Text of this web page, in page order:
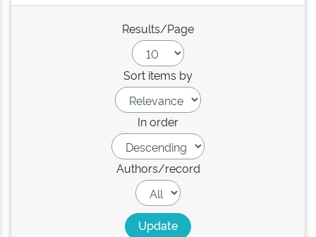
Results/Page
Sort items by
In order
Authors/record